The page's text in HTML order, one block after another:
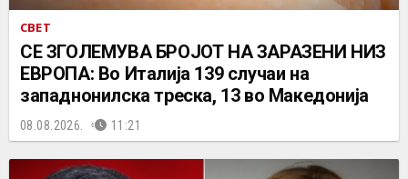
СВЕТ
СЕ ЗГОЛЕМУВА БРОЈОТ НА ЗАРАЗЕНИ НИЗ
ЕВРОПА: Во Италија 139 случаи на
западнонилска треска, 13 во Македонија
08.08.2026. 11:21